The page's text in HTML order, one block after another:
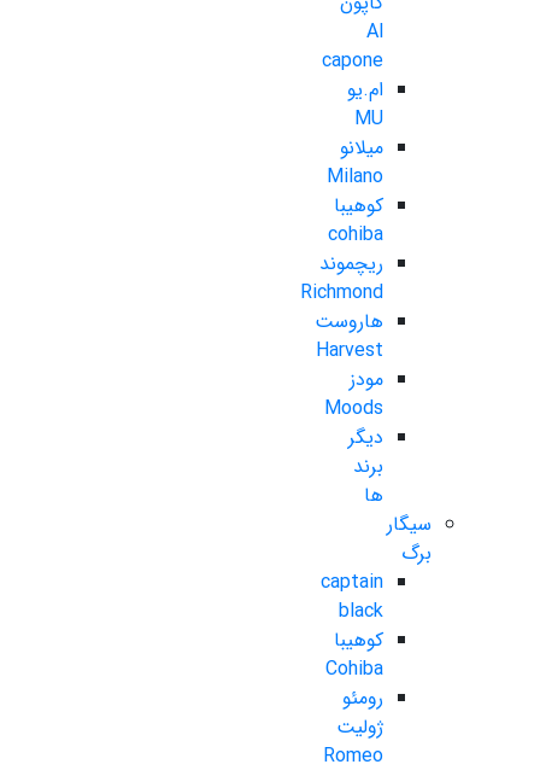
Al
capone
ام.یو
MU
میلانو
Milano
کوهیبا
cohiba
ریچموند
Richmond
هاروست
Harvest
مودز
Moods
دیگر
برند
ها
سیگار
برگ
captain
black
کوهیبا
Cohiba
رومئو
ژولیت
Romeo